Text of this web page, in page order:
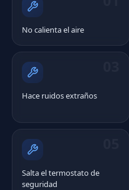
No calienta el aire
Hace ruidos extraños
Salta el termostato de
seguridad